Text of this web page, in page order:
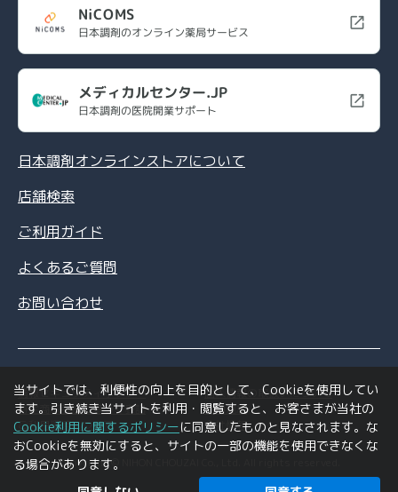
NiCOMS
日本調剤のオンライン薬局サービス
メディカルセンター.JP
日本調剤の医院開業サポート
日本調剤オンラインストアについて
店舗検索
ご利用ガイド
よくあるご質問
お問い合わせ
情報セキュリティポリシー
個人情報の取扱いについて
特定商取引法に基づく表記
利用規約
ご利用環境について
会社情報
Copyright © NIHON CHOUZAI Co., Ltd. All rights reserved.
当サイトでは、利便性の向上を目的として、Cookieを使用してい
ます。引き続き当サイトを利用・閲覧すると、お客さまが当社の
Cookie利用に関するポリシーに同意したものと見なされます。な
おCookieを無効にすると、サイトの一部の機能を使用できなくな
る場合があります。